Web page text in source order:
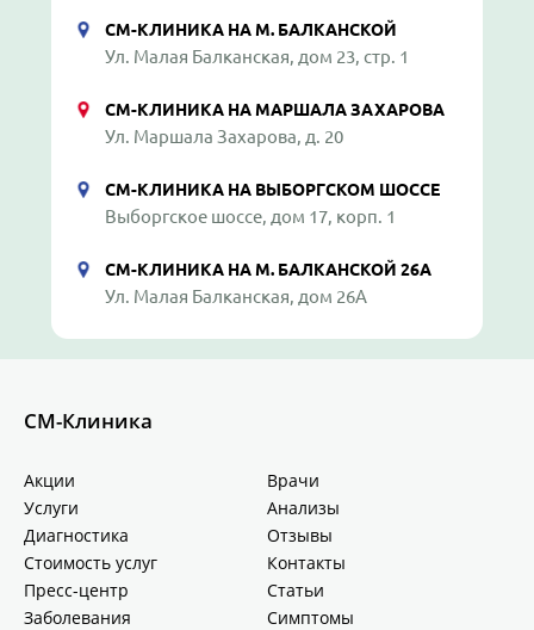
СМ-КЛИНИКА НА М. БАЛКАНСКОЙ
Ул. Малая Балканская, дом 23, стр. 1
СМ-КЛИНИКА НА МАРШАЛА ЗАХАРОВА
Ул. Маршала Захарова, д. 20
СМ-КЛИНИКА НА ВЫБОРГСКОМ ШОССЕ
Выборгское шоссе, дом 17, корп. 1
СМ-КЛИНИКА НА М. БАЛКАНСКОЙ 26А
Ул. Малая Балканская, дом 26А
СМ-Клиника
Акции
Врачи
Услуги
Анализы
Диагностика
Отзывы
Стоимость услуг
Контакты
Пресс-центр
Статьи
Заболевания
Симптомы